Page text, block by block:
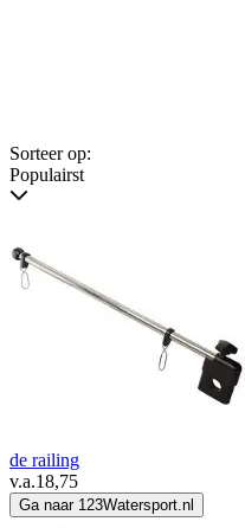
Sorteer op:
Populairst
de railing
v.a.18,75
Ga naar 123Watersport.nl